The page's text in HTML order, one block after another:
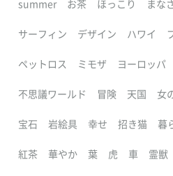
summer お茶 ほっこり まな
サーフィン デザイン ハワイ
ペットロス ミモザ ヨーロッパ
不思議ワールド 冒険 天国 女
宝石 岩絵具 幸せ 招き猫 暮
紅茶 華やか 葉 虎 車 霊獣